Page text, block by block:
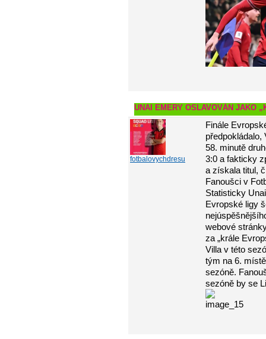
UNAI EMERY OSLAVOVÁN JAKO
fotbalovychdresu
Finále
předpokládalo,
58. minutě
3:0 a fakticky
a získala titul,
Fanoušci v
Statisticky
Evropské ligy
webové
za „krále
Villa v této
tým na 6.
sezóně.
sezóně by se